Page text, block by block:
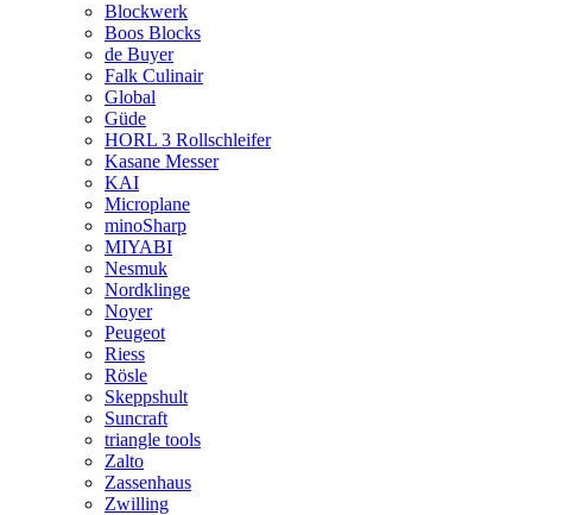
Blockwerk
Boos Blocks
de Buyer
Falk Culinair
Global
Güde
HORL 3 Rollschleifer
Kasane Messer
KAI
Microplane
minoSharp
MIYABI
Nesmuk
Nordklinge
Noyer
Peugeot
Riess
Rösle
Skeppshult
Suncraft
triangle tools
Zalto
Zassenhaus
Zwilling